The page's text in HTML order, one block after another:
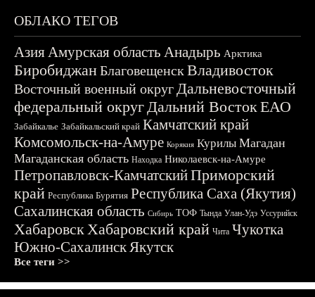
ОБЛАКО ТЕГОВ
АзияАмурская область Анадырь Арктика
БиробиджанБлаговещенскВладивосток
Восточный военный округДальневосточный
федеральный округДальний ВостокЕАО
Забайкалье Забайкальский край Камчатский край
Комсомольск-на-Амуре Корякия Курилы Магадан
Магаданская область Находка Николаевск-на-Амуре
Петропавловск-КамчатскийПриморский
край Республика Бурятия Республика Саха (Якутия)
Сахалинская область Сибирь ТОФ Тында Улан-Удэ Уссурийск
ХабаровскХабаровский край Чита Чукотка
Южно-СахалинскЯкутск
Все теги >>